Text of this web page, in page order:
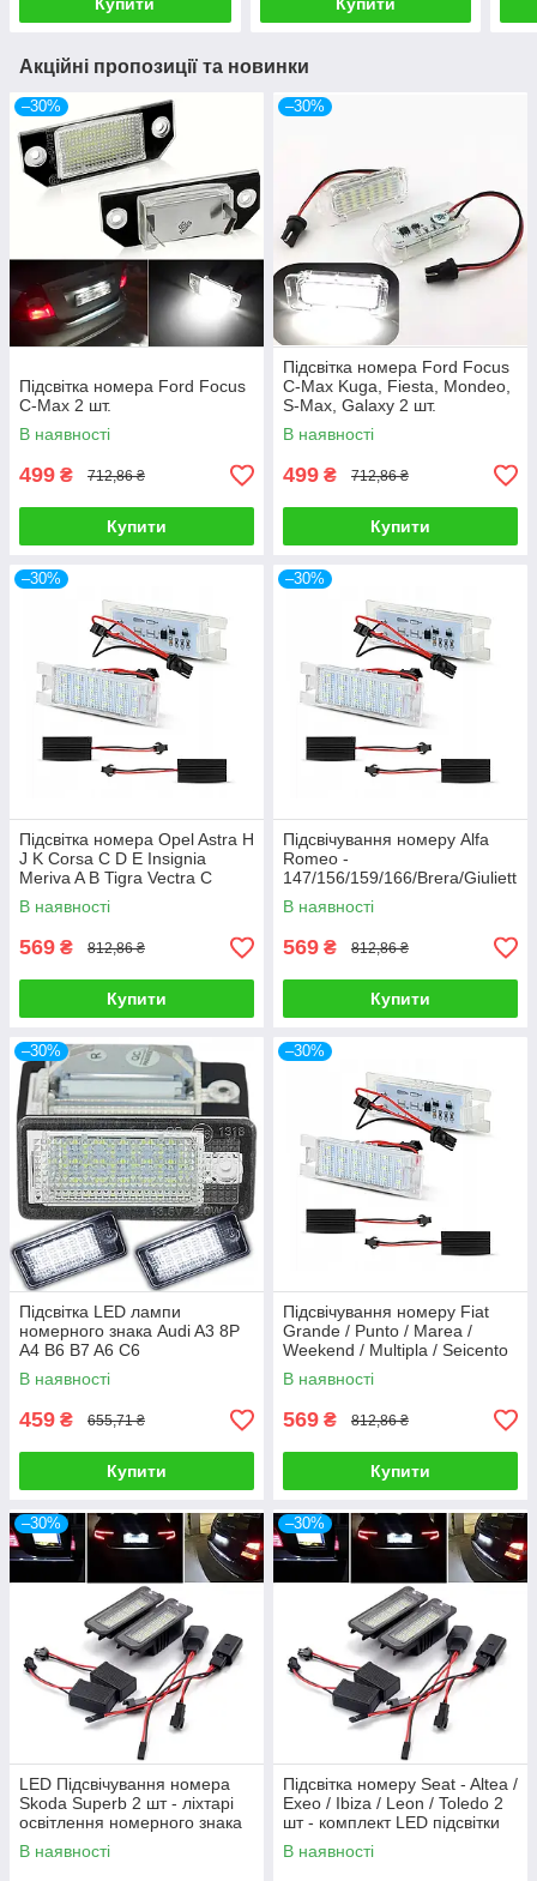
Купити Купити
Акційні пропозиції та новинки
–30%
Підсвітка номера Ford Focus
C-Max 2 шт.
В наявності
499 ₴ 712,86 ₴
Купити
–30%
Підсвітка номера Ford Focus
C-Max Kuga, Fiesta, Mondeo,
S-Max, Galaxy 2 шт.
В наявності
499 ₴ 712,86 ₴
Купити
–30%
Підсвітка номера Opel Astra H
J K Corsa C D E Insignia
Meriva A B Tigra Vectra C
Zafira B Adam Cascada 2 шт
В наявності
569 ₴ 812,86 ₴
Купити
–30%
Підсвічування номеру Alfa
Romeo -
147/156/159/166/Brera/Giuliett
a/MiTo GT/Spider 939 - 2 шт
LED підсвічування номеру
авто
В наявності
569 ₴ 812,86 ₴
Купити
–30%
Підсвітка LED лампи
номерного знака Audi A3 8P
A4 B6 B7 A6 C6
В наявності
459 ₴ 655,71 ₴
Купити
–30%
Підсвічування номеру Fiat
Grande / Punto / Marea /
Weekend / Multipla / Seicento
2 шт - LED підсвічування
номеру
В наявності
569 ₴ 812,86 ₴
Купити
–30%
LED Підсвічування номера
Skoda Superb 2 шт - ліхтарі
освітлення номерного знака
В наявності
–30%
Підсвітка номеру Seat - Altea /
Exeo / Ibiza / Leon / Toledo 2
шт - комплект LED підсвітки
номеру авто
В наявності